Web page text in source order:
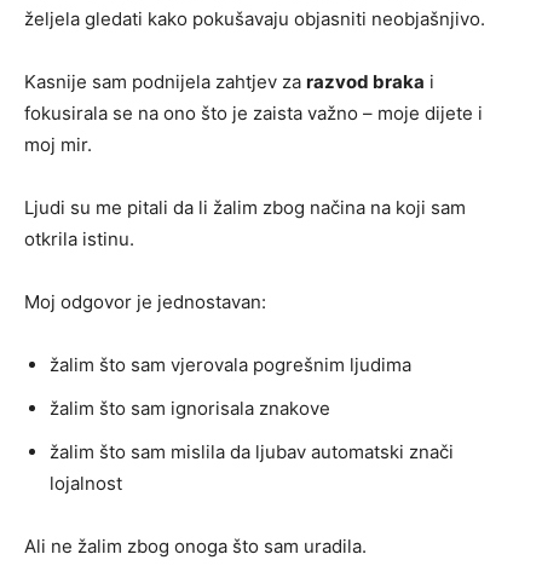
željela gledati kako pokušavaju objasniti neobjašnjivo.
Kasnije sam podnijela zahtjev za razvod braka i
fokusirala se na ono što je zaista važno – moje dijete i
moj mir.
Ljudi su me pitali da li žalim zbog načina na koji sam
otkrila istinu.
Moj odgovor je jednostavan:
žalim što sam vjerovala pogrešnim ljudima
žalim što sam ignorisala znakove
žalim što sam mislila da ljubav automatski znači
lojalnost
Ali ne žalim zbog onoga što sam uradila.